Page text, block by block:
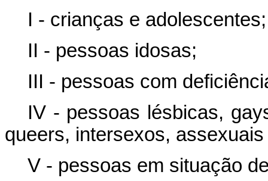
I - crianças e adolescentes;
II - pessoas idosas;
III - pessoas com
IV - pessoas lésbicas,
queers, intersexos,
V - pessoas em situação